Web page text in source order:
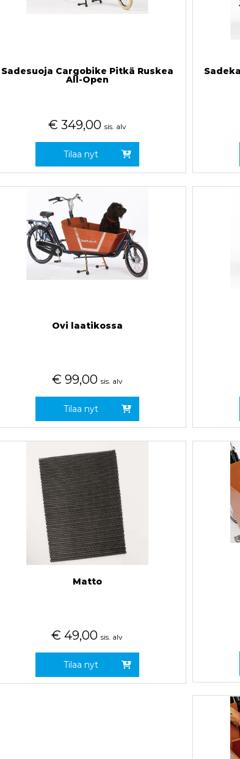
Sadesuoja Cargobike Pitkä Ruskea
All-Open
€ 349,00 sis. alv
Tilaa nyt
Ovi laatikossa
€ 99,00 sis. alv
Tilaa nyt
Matto
€ 49,00 sis. alv
Tilaa nyt